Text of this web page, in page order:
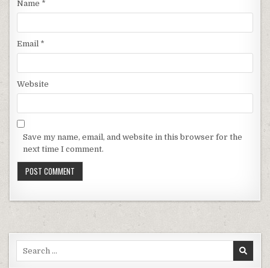
Name *
Email *
Website
Save my name, email, and website in this browser for the
next time I comment.